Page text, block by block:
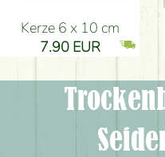
Kerze 6 x 10 cm
7.90 EUR